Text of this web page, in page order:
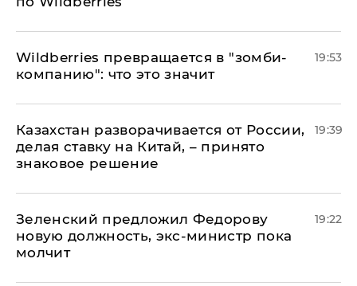
Wildberries превращается в "зомби-
компанию": что это значит
19:53
Казахстан разворачивается от России,
делая ставку на Китай, – принято
знаковое решение
19:39
Зеленский предложил Федорову
новую должность, экс-министр пока
молчит
19:22